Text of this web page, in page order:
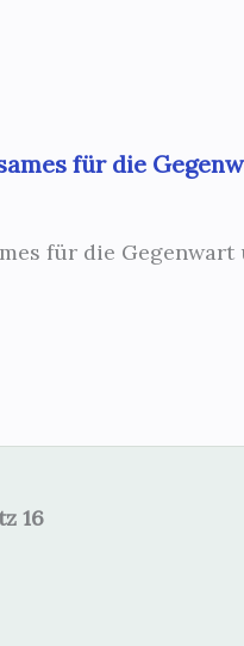
für die
für die
16